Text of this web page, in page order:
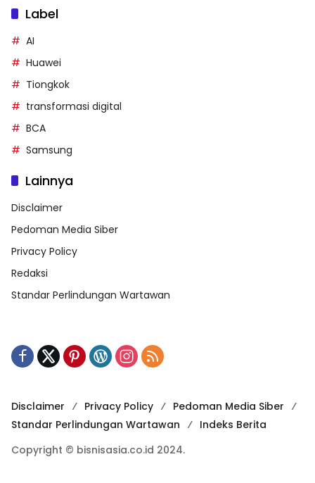
Label
AI
Huawei
Tiongkok
transformasi digital
BCA
Samsung
Lainnya
Disclaimer
Pedoman Media Siber
Privacy Policy
Redaksi
Standar Perlindungan Wartawan
Disclaimer Privacy Policy
Pedoman Media Siber
Standar Perlindungan Wartawan
Indeks Berita
Copyright © bisnisasia.co.id 2024.